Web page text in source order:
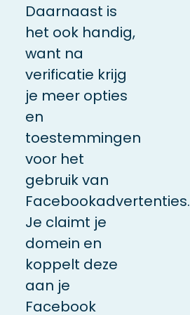
Daarnaast is
het ook handig,
want na
verificatie krijg
je meer opties
en
toestemmingen
voor het
gebruik van
Facebookadvertenties.
Je claimt je
domein en
koppelt deze
aan je
Facebook